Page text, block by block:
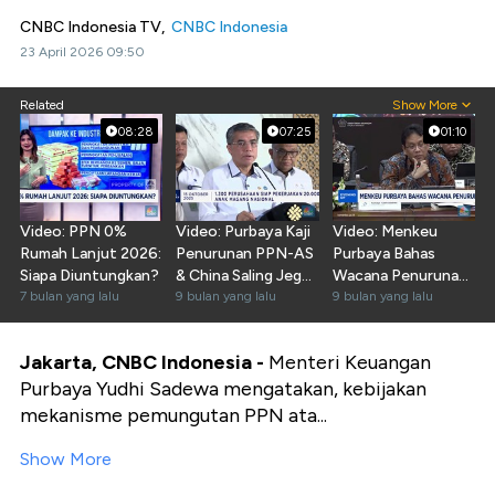
CNBC Indonesia TV, CNBC Indonesia
23 April 2026 09:50
Related Show More
08:28
Video: PPN 0%
Rumah Lanjut 2026:
Siapa Diuntungkan?
7 bulan yang lalu
07:25
Video: Purbaya Kaji
Penurunan PPN-AS
& China Saling Jegal
Biaya Kapal
9 bulan yang lalu
01:10
Video: Menkeu
Purbaya Bahas
Wacana Penurunan
Tarif PPN
9 bulan yang lalu
Jakarta, CNBC Indonesia - Menteri Keuangan
Purbaya Yudhi Sadewa mengatakan, kebijakan
mekanisme pemungutan PPN ata...
Show More